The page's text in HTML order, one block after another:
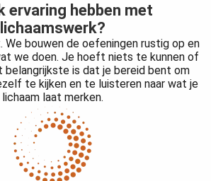
ervaring hebben met
lichaamswerk?
bouwen de oefeningen rustig op en
we doen. Je hoeft niets te kunnen of
belangrijkste is dat je bereid bent om
te kijken en te luisteren naar wat je
lichaam laat merken.